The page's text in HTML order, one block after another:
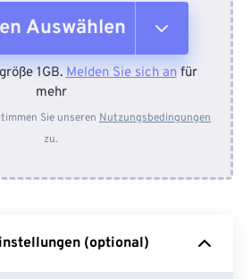
Auswählen
Gerät
Dropbox
1GB.Melden Sie sich anfür
mehr
Sie unseren Nutzungsbedingungen
zu.
(optional)